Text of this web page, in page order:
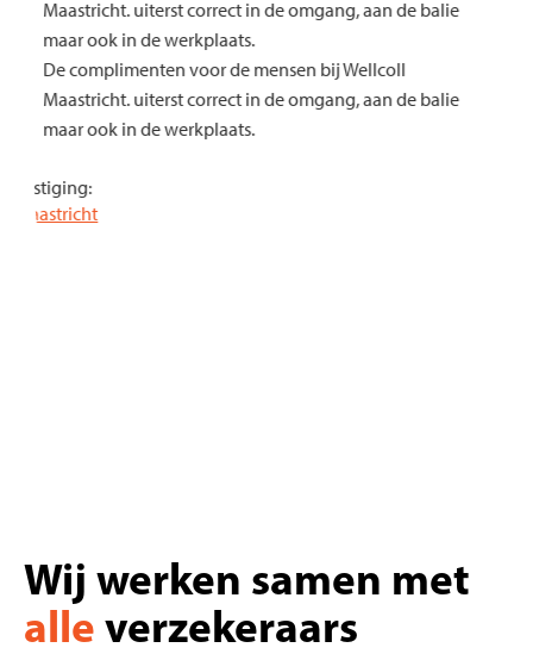
Maastricht. uiterst correct in de omgang, aan de balie
maar ook in de werkplaats.
De complimenten voor de mensen bij Wellcoll
Maastricht. uiterst correct in de omgang, aan de balie
maar ook in de werkplaats.
Vestiging:
Maastricht
Wij werken samen met
alleverzekeraars